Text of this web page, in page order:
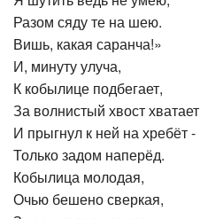
Разом сяду те на шею.
Вишь, какая саранча!»
И, минуту улуча,
К кобылице подбегает,
За волнистый хвост хватает
И прыгнул к ней на хребёт -
Только задом наперёд.
Кобылица молодая,
Очью бешено сверкая,